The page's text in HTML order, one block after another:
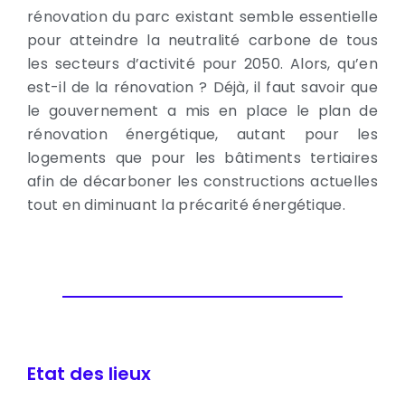
rénovation du parc existant semble essentielle
pour atteindre la neutralité carbone de tous
les secteurs d’activité pour 2050. Alors, qu’en
est-il de la rénovation ? Déjà, il faut savoir que
le gouvernement a mis en place le plan de
rénovation énergétique, autant pour les
logements que pour les bâtiments tertiaires
afin de décarboner les constructions actuelles
tout en diminuant la précarité énergétique.
Etat des lieux